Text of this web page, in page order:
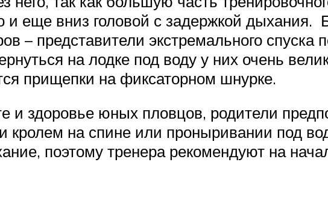
и еще вниз головой с задержкой
– представители экстремального
на лодке под воду у них очень
прищепки на фиксаторном шнурке.
и здоровье юных пловцов, родители
кролем на спине или проныривании под
поэтому тренера рекомендуют на